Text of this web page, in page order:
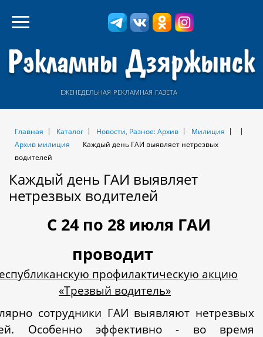
еженедельная рекламная газета
Главная Каталог Новости, Разное: Архив
Милиция
Архив милиция
Каждый день ГАИ выявляет нетрезвых
водителей
Каждый день ГАИ выявляет
нетрезвых водителей
С 24 по 28 июля ГАИ
проводит
профилактическую акцию
«Трезвый водитель»
сотрудники ГАИ выявляют нетрезвых
Особенно эффективно - во время